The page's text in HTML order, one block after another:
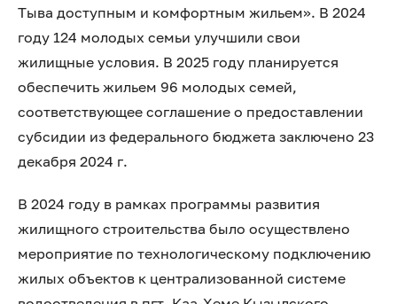
Тыва доступным и комфортным жильем». В 2024
году 124 молодых семьи улучшили свои
жилищные условия. В 2025 году планируется
обеспечить жильем 96 молодых семей,
соответствующее соглашение о предоставлении
субсидии из федерального бюджета заключено 23
декабря 2024 г.
В 2024 году в рамках программы развития
жилищного строительства было осуществлено
мероприятие по технологическому подключению
жилых объектов к централизованной системе